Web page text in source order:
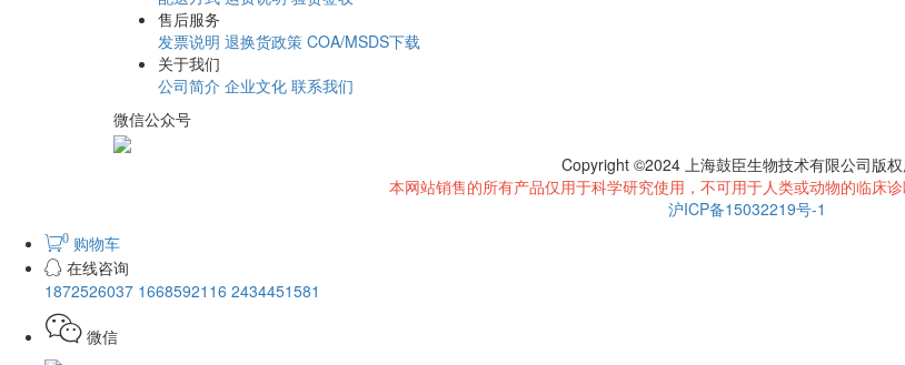
售后服务
发票说明 退换货政策 COA/MSDS下载
关于我们
公司简介 企业文化 联系我们
微信公众号
Copyright ©2024 上海鼓臣生物技术有限公司版
本网站销售的所有产品仅用于科学研究使用，不可用于人类或动物的临床诊
沪ICP备15032219号-1
0 购物车
在线咨询
1872526037 1668592116 2434451581
微信